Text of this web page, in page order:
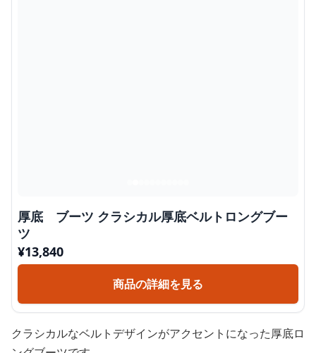
厚底 ブーツ クラシカル厚底ベルトロングブー
ツ
¥13,840
商品の詳細を見る
クラシカルなベルトデザインがアクセントになった厚底ロ